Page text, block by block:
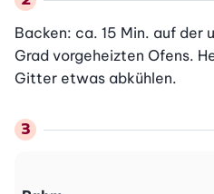
Backen: ca. 15 Min. auf der
Grad vorgeheizten Ofens.
Gitter etwas abkühlen.